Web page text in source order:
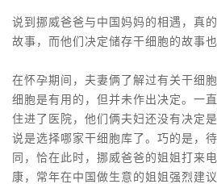
说到挪威爸爸与中国妈妈的相遇，真
故事，而他们决定储存干细胞的故事也
在怀孕期间，夫妻俩了解过有关干细
细胞是有用的，但并未作出决定。一
住进了医院，他们俩夫妇还没有决定
说是选择哪家干细胞库了。巧的是，
同，恰在此时，挪威爸爸的姐姐打来
康，常年在中国做生意的姐姐强烈建